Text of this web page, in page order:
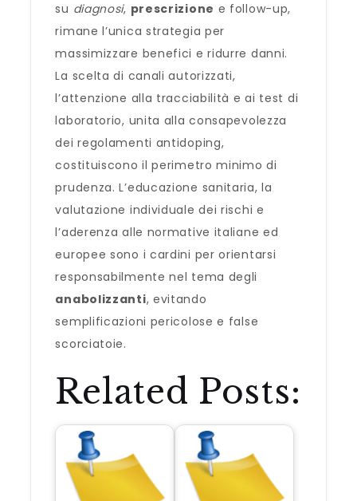
su diagnosi, prescrizione e follow-up,
rimane l’unica strategia per
massimizzare benefici e ridurre danni.
La scelta di canali autorizzati,
l’attenzione alla tracciabilità e ai test di
laboratorio, unita alla consapevolezza
dei regolamenti antidoping,
costituiscono il perimetro minimo di
prudenza. L’educazione sanitaria, la
valutazione individuale dei rischi e
l’aderenza alle normative italiane ed
europee sono i cardini per orientarsi
responsabilmente nel tema degli
anabolizzanti, evitando
semplificazioni pericolose e false
scorciatoie.
Related Posts: